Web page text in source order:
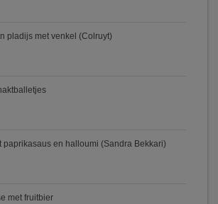
pladijs met venkel (Colruyt)
paprikasaus en halloumi (Sandra Bekkari)
met fruitbier